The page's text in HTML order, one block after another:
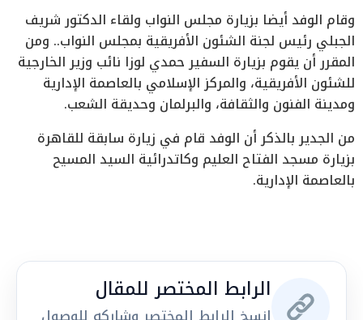
وقام الوفد أيضا بزيارة مجلس النواب ولقاء الدكتور شريف
الجبلي رئيس لجنة الشئون الأفريقية بمجلس النواب.. ومن
المقرر أن يقوم بزيارة السفير حمدي لوزا نائب وزير الخارجية
للشئون الأفريقية، والمركز الإسلامي بالعاصمة الإدارية
ومدينة الفنون والثقافة، والبرلمان وحديقة الشعب.
من الجدير بالذكر أن الوفد قام في زيارة سابقة للقاهرة
بزيارة مسجد الفتاح العليم وكاتدرائية السيد المسيح
بالعاصمة الإدارية.
الرابط المختصر للمقال